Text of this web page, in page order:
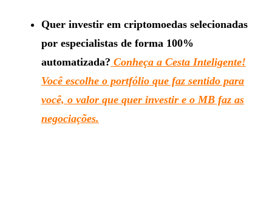
Quer investir em criptomoedas selecionadas
por especialistas de forma 100%
automatizada? Conheça a Cesta Inteligente!
Você escolhe o portfólio que faz sentido para
você, o valor que quer investir e o MB faz as
negociações.